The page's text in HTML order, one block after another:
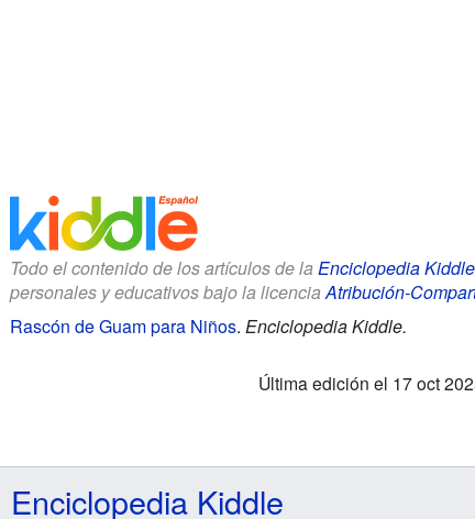
Todo el contenido de los artículos de la Enciclopedia Kiddle
personales y educativos bajo la licencia Atribución-
Rascón de Guam para Niños. Enciclopedia Kiddle.
Última edición el 17 oct
Enciclopedia Kiddle